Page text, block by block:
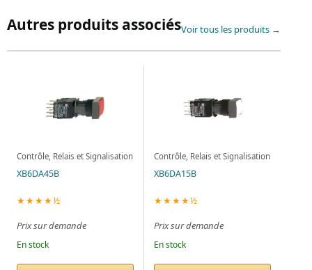
Autres produits associésVoir tous les produits →
Contrôle, Relais et Signalisation
XB6DA45B
★★★★½
Prix sur demande
En stock
Contrôle, Relais et Signalisation
XB6DA15B
★★★★½
Prix sur demande
En stock